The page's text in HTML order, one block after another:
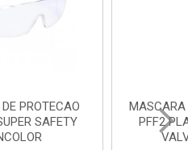
MASCARA DESCARTAVEL
PFF2 PLASTCOR COM